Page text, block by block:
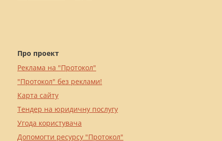
Про проект
Реклама на "Протокол"
"Протокол" без реклами!
Карта сайту
Тендер на юридичну послугу
Угода користувача
Допомогти ресурсу "Протокол"